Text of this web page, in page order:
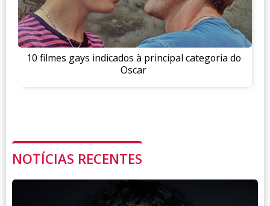
10 filmes gays indicados à principal categoria do
Oscar
NOTÍCIAS RECENTES